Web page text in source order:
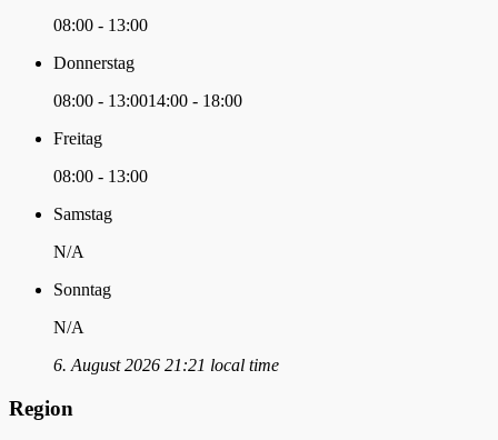
08:00 - 13:00
Donnerstag
08:00 - 13:0014:00 - 18:00
Freitag
08:00 - 13:00
Samstag
N/A
Sonntag
N/A
6. August 2026 21:21 local time
Region